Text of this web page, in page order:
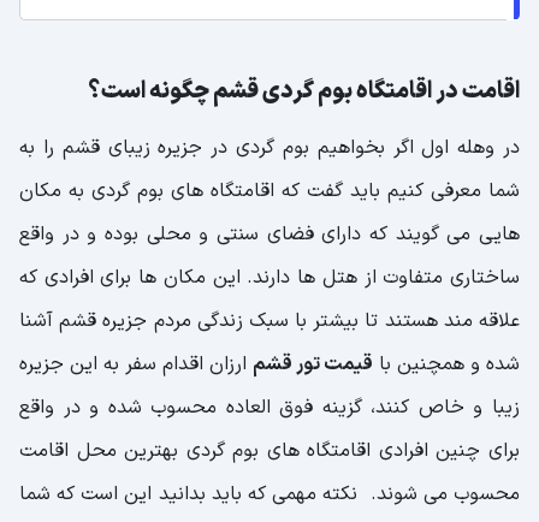
اقامت در اقامتگاه بوم گردی قشم چگونه است؟
در وهله اول اگر بخواهیم بوم گردی در جزیره زیبای قشم را به
شما معرفی کنیم باید گفت که اقامتگاه های بوم گردی به مکان
هایی می گویند که دارای فضای سنتی و محلی بوده و در واقع
ساختاری متفاوت از هتل ها دارند. این مکان ها برای افرادی که
علاقه مند هستند تا بیشتر با سبک زندگی مردم جزیره قشم آشنا
شده و همچنین با قیمت تور قشم ارزان اقدام سفر به این جزیره
زیبا و خاص کنند، گزینه فوق العاده محسوب شده و در واقع
برای چنین افرادی اقامتگاه های بوم گردی بهترین محل اقامت
محسوب می شوند. نکته مهمی که باید بدانید این است که شما